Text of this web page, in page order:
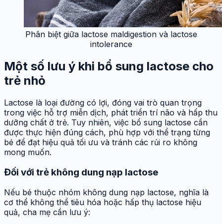
Phân biệt giữa lactose maldigestion và lactose
intolerance
Một số lưu ý khi bổ sung lactose cho
trẻ nhỏ
Lactose là loại đường có lợi, đóng vai trò quan trọng
trong việc hỗ trợ miễn dịch, phát triển trí não và hấp thu
dưỡng chất ở trẻ. Tuy nhiên, việc bổ sung lactose cần
được thực hiện đúng cách, phù hợp với thể trạng từng
bé để đạt hiệu quả tối ưu và tránh các rủi ro không
mong muốn.
Đối với trẻ không dung nạp lactose
Nếu bé thuộc nhóm không dung nạp lactose, nghĩa là
cơ thể không thể tiêu hóa hoặc hấp thụ lactose hiệu
quả, cha mẹ cần lưu ý: